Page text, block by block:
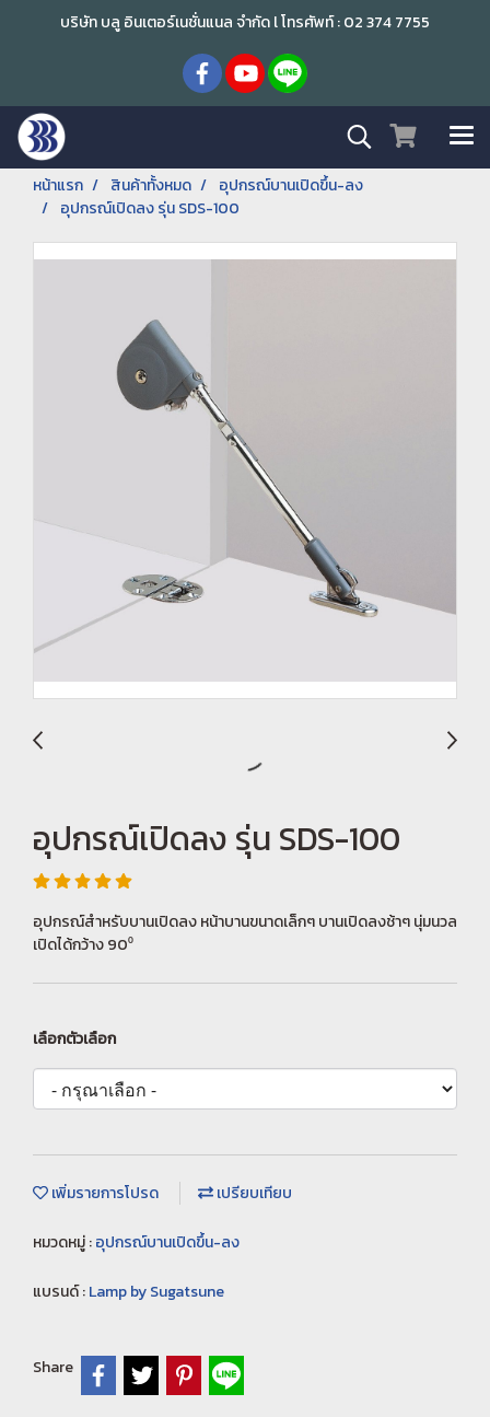
บริษัท บลู อินเตอร์เนชั่นแนล จำกัด l โทรศัพท์ : 02 374 7755
หน้าแรก สินค้าทั้งหมด
อุปกรณ์บานเปิดขึ้น-ลง
อุปกรณ์เปิดลง รุ่น SDS-100
อุปกรณ์เปิดลง รุ่น SDS-100
อุปกรณ์สำหรับบานเปิดลง หน้าบานขนาดเล็กๆ บานเปิดลงช้าๆ นุ่มนวล
เปิดได้กว้าง 90⁰
เลือกตัวเลือก
เพิ่มรายการโปรด เปรียบเทียบ
หมวดหมู่ :อุปกรณ์บานเปิดขึ้น-ลง
แบรนด์ :Lamp by Sugatsune
Share